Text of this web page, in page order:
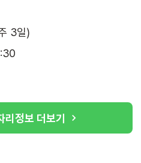
3일)
리정보 더보기